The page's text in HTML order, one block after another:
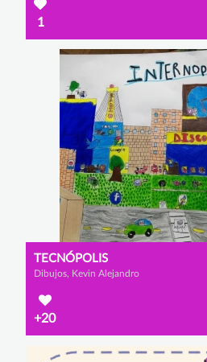
1
TECNÓPOLIS
Dibujos, Kevin Alejandro
+20